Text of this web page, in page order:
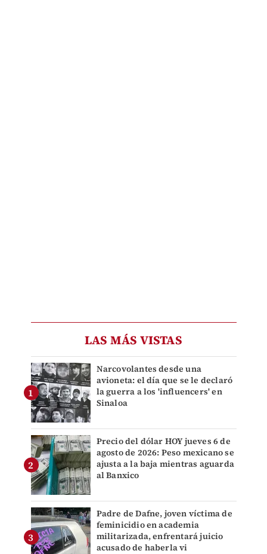
LAS MÁS VISTAS
Narcovolantes desde una
avioneta: el día que se le declaró
la guerra a los 'influencers' en
Sinaloa
Precio del dólar HOY jueves 6 de
agosto de 2026: Peso mexicano se
ajusta a la baja mientras aguarda
al Banxico
Padre de Dafne, joven víctima de
feminicidio en academia
militarizada, enfrentará juicio
acusado de haberla vi